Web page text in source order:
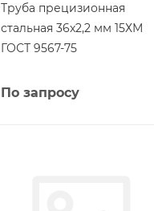
Труба прецизионная
стальная 36х2,2 мм 15ХМ
ГОСТ 9567-75
По запросу